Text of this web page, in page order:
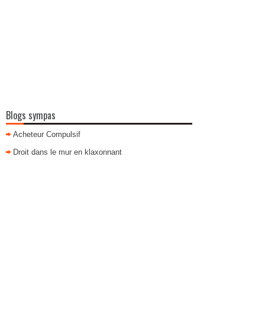
Blogs sympas
Acheteur Compulsif
Droit dans le mur en klaxonnant